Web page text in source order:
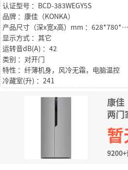
认证型号 ：BCD-383WEGY5S
品牌 ：康佳（KONKA）
产品尺寸（深x宽x高）mm ：628*780*1735
显示方式 ：其它
运转音dB(A) ：42
类别 ：对开门
特性 ：纤薄机身，风冷无霜，电脑温控
冷藏室(升) ：241
康佳
两门